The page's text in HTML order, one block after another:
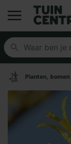
Logo
Planten,